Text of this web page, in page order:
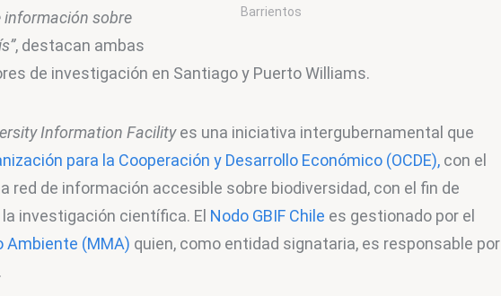
Barrientos
información sobre
, destacan ambas
de investigación en Santiago y Puerto Williams.
Information Facility es una iniciativa intergubernamental que
para la Cooperación y Desarrollo Económico (OCDE), con el
red de información accesible sobre biodiversidad, con el fin de
investigación científica. El Nodo GBIF Chile es gestionado por el
Ambiente (MMA) quien, como entidad signataria, es responsable por